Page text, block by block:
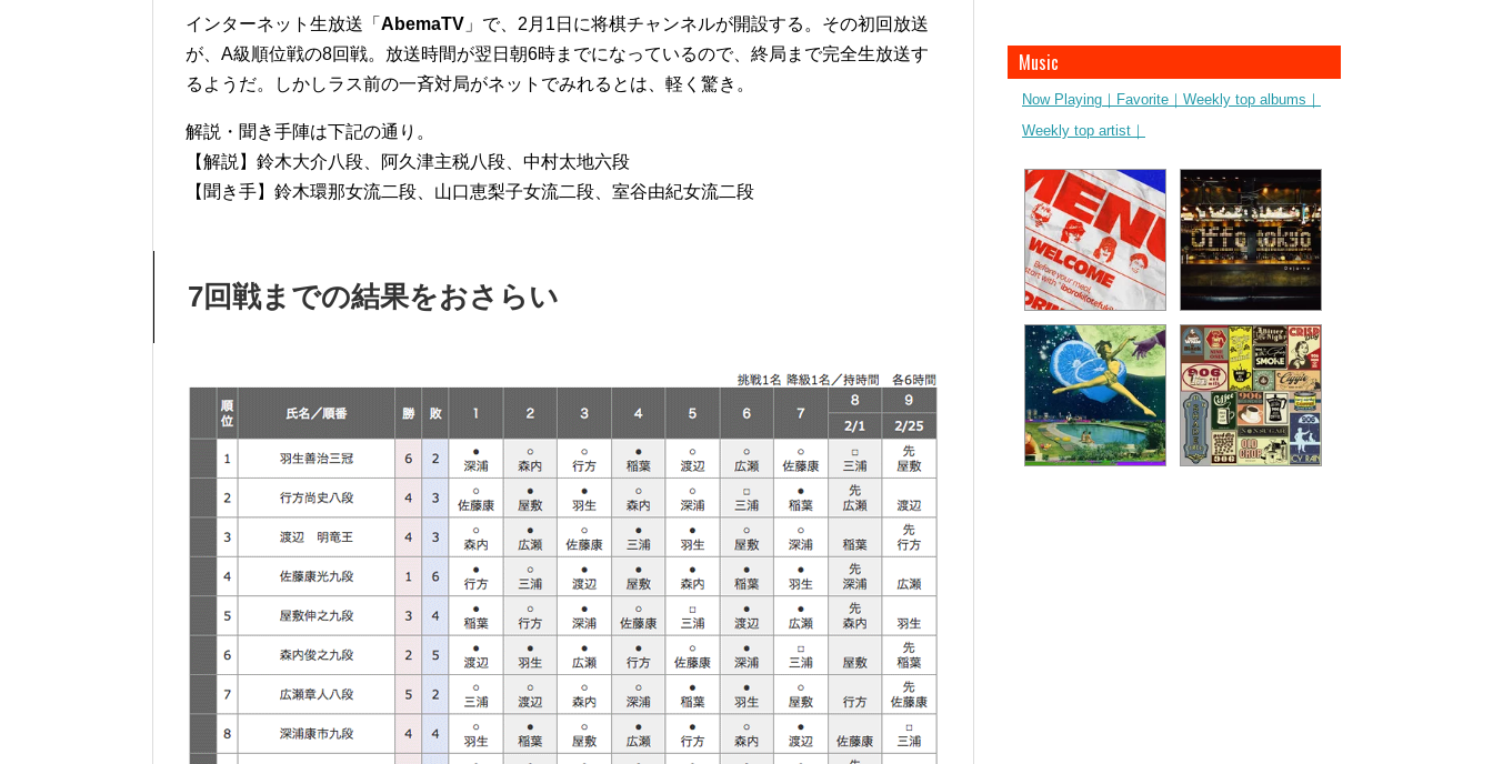
インターネット生放送「 AbemaTV 」で、2月1日に将棋チャンネルが開設する。その初回放送
が、A級順位戦の8回戦。放送時間が翌日朝6時までになっているので、終局まで完全生放送す
るようだ。しかしラス前の一斉対局がネットでみれるとは、軽く驚き。
解説・聞き手陣は下記の通り。
【解説】鈴木大介八段、阿久津主税八段、中村太地六段
【聞き手】鈴木環那女流二段、山口恵梨子女流二段、室谷由紀女流二段
7回戦までの結果をおさらい
Music
Now Playing｜ Favorite｜ Weekly top albums｜
Weekly top artist｜
ibaraki(otefuki)
Geloomy
シンデレラ
Offo tokyo